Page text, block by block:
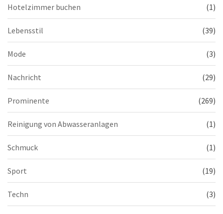
Hotelzimmer buchen (1)
Lebensstil (39)
Mode (3)
Nachricht (29)
Prominente (269)
Reinigung von Abwasseranlagen (1)
Schmuck (1)
Sport (19)
Techn (3)